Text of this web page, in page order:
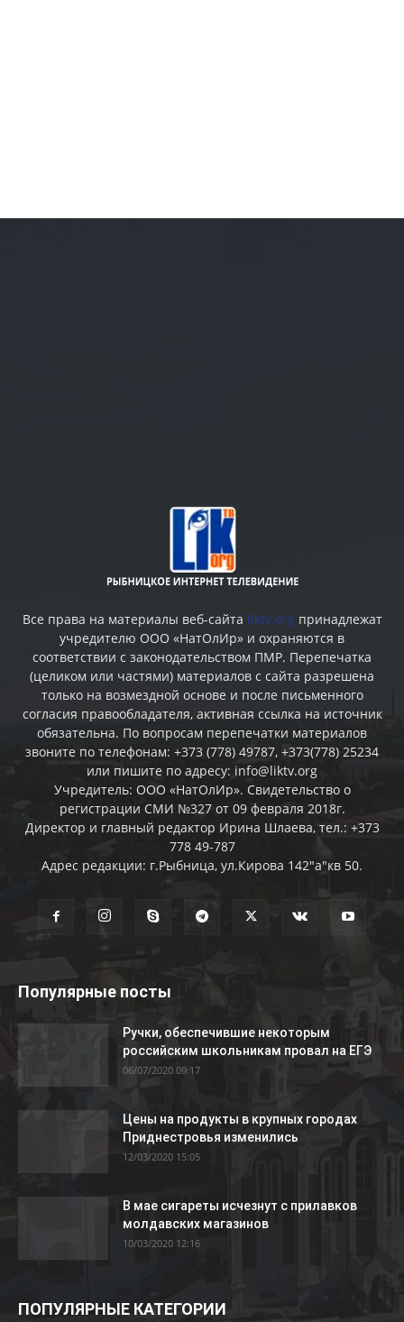
Все права на материалы веб-сайта liktv.org принадлежат
учредителю ООО «НатОлИр» и охраняются в
соответствии с законодательством ПМР. Перепечатка
(целиком или частями) материалов c сайта разрешена
только на возмездной основе и после письменного
согласия правообладателя, активная ссылка на источник
обязательна. По вопросам перепечатки материалов
звоните по телефонам: +373 (778) 49787, +373(778) 25234
или пишите по адресу: info@liktv.org
Учредитель: ООО «НатОлИр». Свидетельство о
регистрации СМИ №327 от 09 февраля 2018г.
Директор и главный редактор Ирина Шлаева, тел.: +373
778 49-787
Адрес редакции: г.Рыбница, ул.Кирова 142"а"кв 50.
Популярные посты
Ручки, обеспечившие некоторым
российским школьникам провал на ЕГЭ
06/07/2020 09:17
Цены на продукты в крупных городах
Приднестровья изменились
12/03/2020 15:05
В мае сигареты исчезнут с прилавков
молдавских магазинов
10/03/2020 12:16
ПОПУЛЯРНЫЕ КАТЕГОРИИ